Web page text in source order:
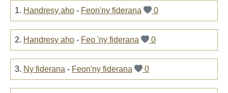
1. Handresy aho - Feon'ny fiderana 0
2. Handresy aho - Feo 'ny fiderana 0
3. Ny fiderana - Feon'ny fiderana 0